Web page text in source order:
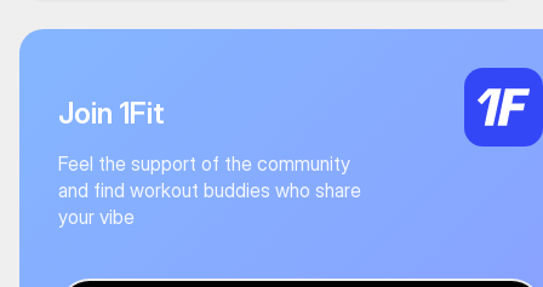
Join 1Fit
Feel the support of the community
and find workout buddies who share
your vibe